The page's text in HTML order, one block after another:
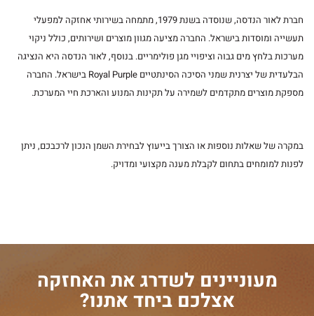
חברת לאור הנדסה, שנוסדה בשנת 1979, מתמחה בשירותי אחזקה למפעלי
תעשייה ומוסדות בישראל. החברה מציעה מגוון מוצרים ושירותים, כולל ניקוי
מערכות בלחץ מים גבוה וציפויי מגן פולימריים. בנוסף, לאור הנדסה היא הנציגה
הבלעדית של יצרנית שמני הסיכה הסינתטיים Royal Purple בישראל. החברה
מספקת מוצרים מתקדמים לשמירה על תקינות המנוע והארכת חיי המערכת.
במקרה של שאלות נוספות או הצורך בייעוץ לבחירת השמן הנכון לרכבכם, ניתן
לפנות למומחים בתחום לקבלת מענה מקצועי ומדויק.
מעוניינים לשדרג את האחזקה
אצלכם ביחד אתנו?